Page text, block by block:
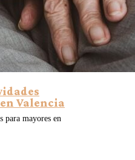
Valencia
para mayores en